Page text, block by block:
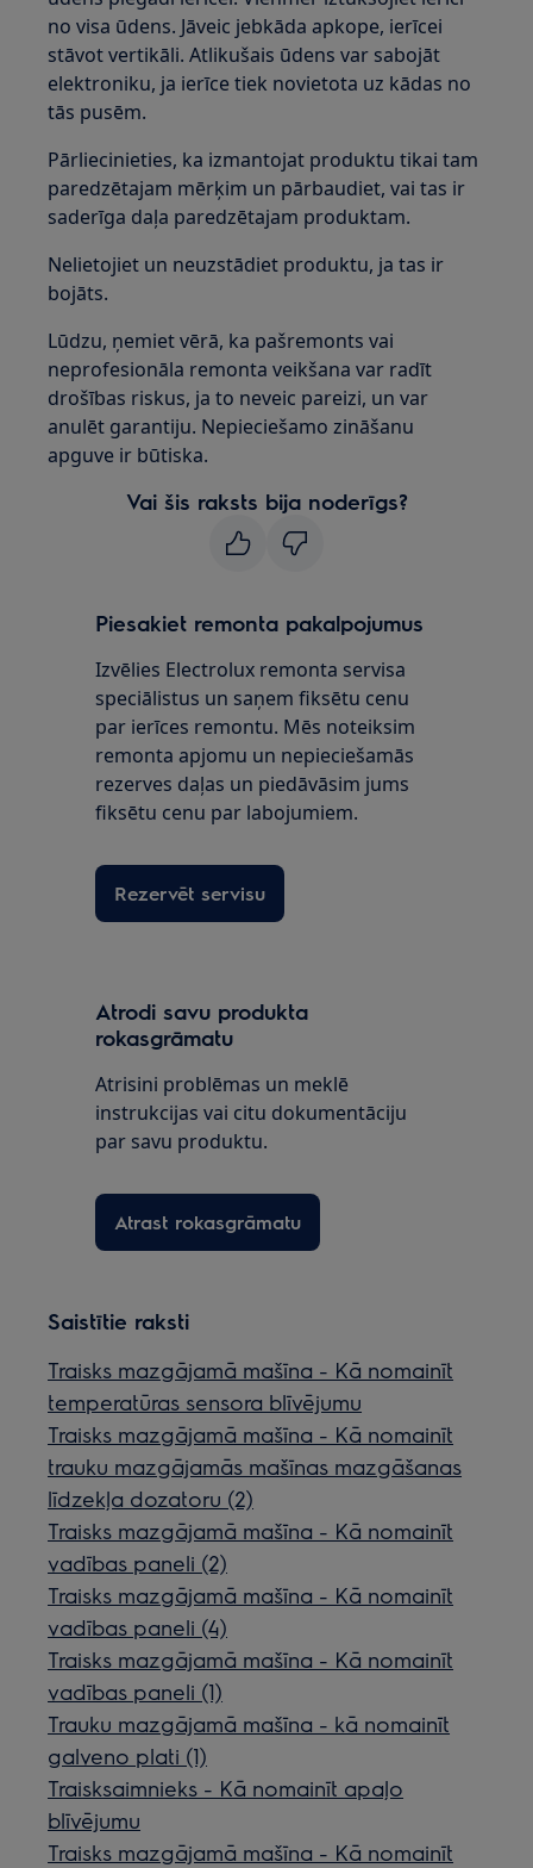
no visa ūdens. Jāveic jebkāda apkope, ierīcei
stāvot vertikāli. Atlikušais ūdens var sabojāt
elektroniku, ja ierīce tiek novietota uz kādas no
tās pusēm.
Pārliecinieties, ka izmantojat produktu tikai tam
paredzētajam mērķim un pārbaudiet, vai tas ir
saderīga daļa paredzētajam produktam.
Nelietojiet un neuzstādiet produktu, ja tas ir
bojāts.
Lūdzu, ņemiet vērā, ka pašremonts vai
neprofesionāla remonta veikšana var radīt
drošības riskus, ja to neveic pareizi, un var
anulēt garantiju. Nepieciešamo zināšanu
apguve ir būtiska.
Vai šis raksts bija noderīgs?
Piesakiet remonta pakalpojumus
Izvēlies Electrolux remonta servisa
speciālistus un saņem fiksētu cenu
par ierīces remontu. Mēs noteiksim
remonta apjomu un nepieciešamās
rezerves daļas un piedāvāsim jums
fiksētu cenu par labojumiem.
Rezervēt servisu
Atrodi savu produkta
rokasgrāmatu
Atrisini problēmas un meklē
instrukcijas vai citu dokumentāciju
par savu produktu.
Atrast rokasgrāmatu
Saistītie raksti
Traisks mazgājamā mašīna - Kā nomainīt
temperatūras sensora blīvējumu
Traisks mazgājamā mašīna - Kā nomainīt
trauku mazgājamās mašīnas mazgāšanas
līdzekļa dozatoru (2)
Traisks mazgājamā mašīna - Kā nomainīt
vadības paneli (2)
Traisks mazgājamā mašīna - Kā nomainīt
vadības paneli (4)
Traisks mazgājamā mašīna - Kā nomainīt
vadības paneli (1)
Trauku mazgājamā mašīna - kā nomainīt
galveno plati (1)
Traisksaimnieks - Kā nomainīt apaļo
blīvējumu
Traisks mazgājamā mašīna - Kā nomainīt